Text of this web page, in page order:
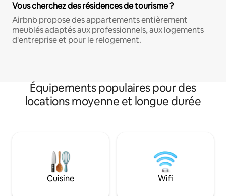
Vous cherchez des résidences de tourisme ?
Airbnb propose des appartements entièrement
meublés adaptés aux professionnels, aux logements
d'entreprise et pour le relogement.
Équipements populaires pour des
locations moyenne et longue durée
Cuisine Wifi